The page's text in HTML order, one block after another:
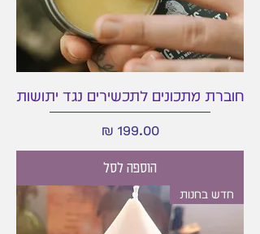
חוברת מתכונים לתכשירים נגד יתושות
מחיר‏199.00 ‏₪
הוספה לסל
חדש בחנות